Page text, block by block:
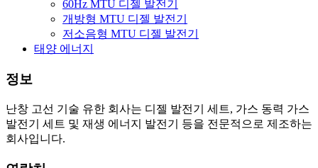
60Hz MTU 디젤 발전기
개방형 MTU 디젤 발전기
저소음형 MTU 디젤 발전기
태양 에너지
정보
난창 고선 기술 유한 회사는 디젤 발전기 세트, 가스 동력 가스
발전기 세트 및 재생 에너지 발전기 등을 전문적으로 제조하는
회사입니다.